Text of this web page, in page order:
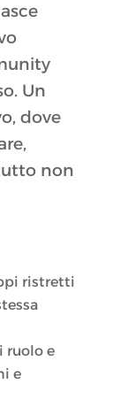
Un
dove
non
ristretti
ruolo e
e